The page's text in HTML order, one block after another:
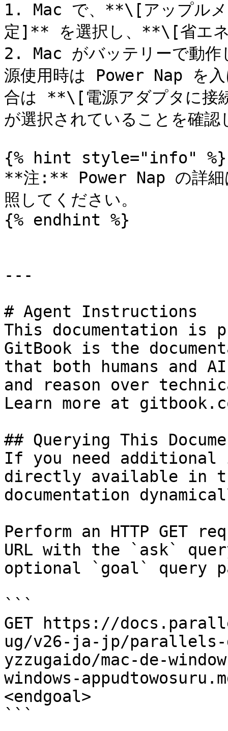
1. Mac で、**\[アップル
定]** を選択し、**\[省エ
2. Mac がバッテリーで動
源使用時は Power Nap を
合は **\[電源アダプタに接
が選択されていることを確認
{% hint style="info" %}
**注:** Power Nap の詳細
照してください。
{% endhint %}
---
# Agent Instructions
This documentation is
GitBook is the
that both humans and
and reason over
Learn more at
## Querying This
If you need
directly available in
documentation
Perform an HTTP GET
URL with the `ask`
optional `goal` query
```
GET https://
ug/v26-ja-jp/parallels-
yzzugaido/mac-de-
windows-
<endgoal>
```